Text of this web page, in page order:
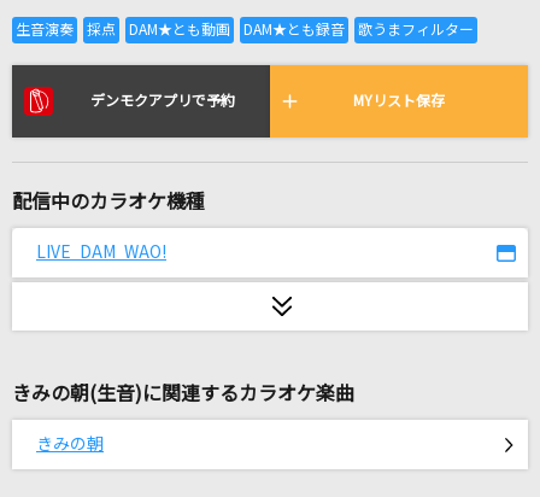
全国りれき
リアルタイムで歌われている曲の一覧
ケセラセラ
踊
[生音]RAIN
SEKAI NO OWARI(世界の終わり)
デンモクアプリで予約 MYリスト保存
配信中のカラオケ機種
LIVE DAM WAO!
きみの朝(生音)に関連するカラオケ楽曲
きみの朝